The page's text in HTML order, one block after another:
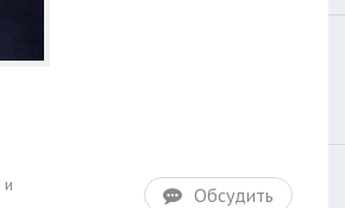
Обсудить